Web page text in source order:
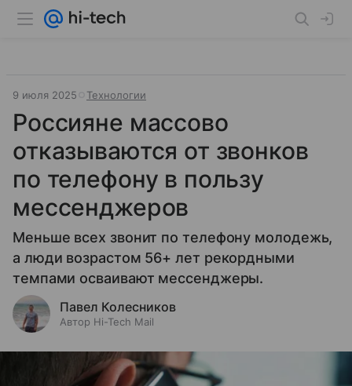
9 июля 2025 Технологии
Россияне массово
отказываются от звонков
по телефону в пользу
мессенджеров
Меньше всех звонит по телефону молодежь,
а люди возрастом 56+ лет рекордными
темпами осваивают мессенджеры.
Павел Колесников
Автор Hi-Tech Mail